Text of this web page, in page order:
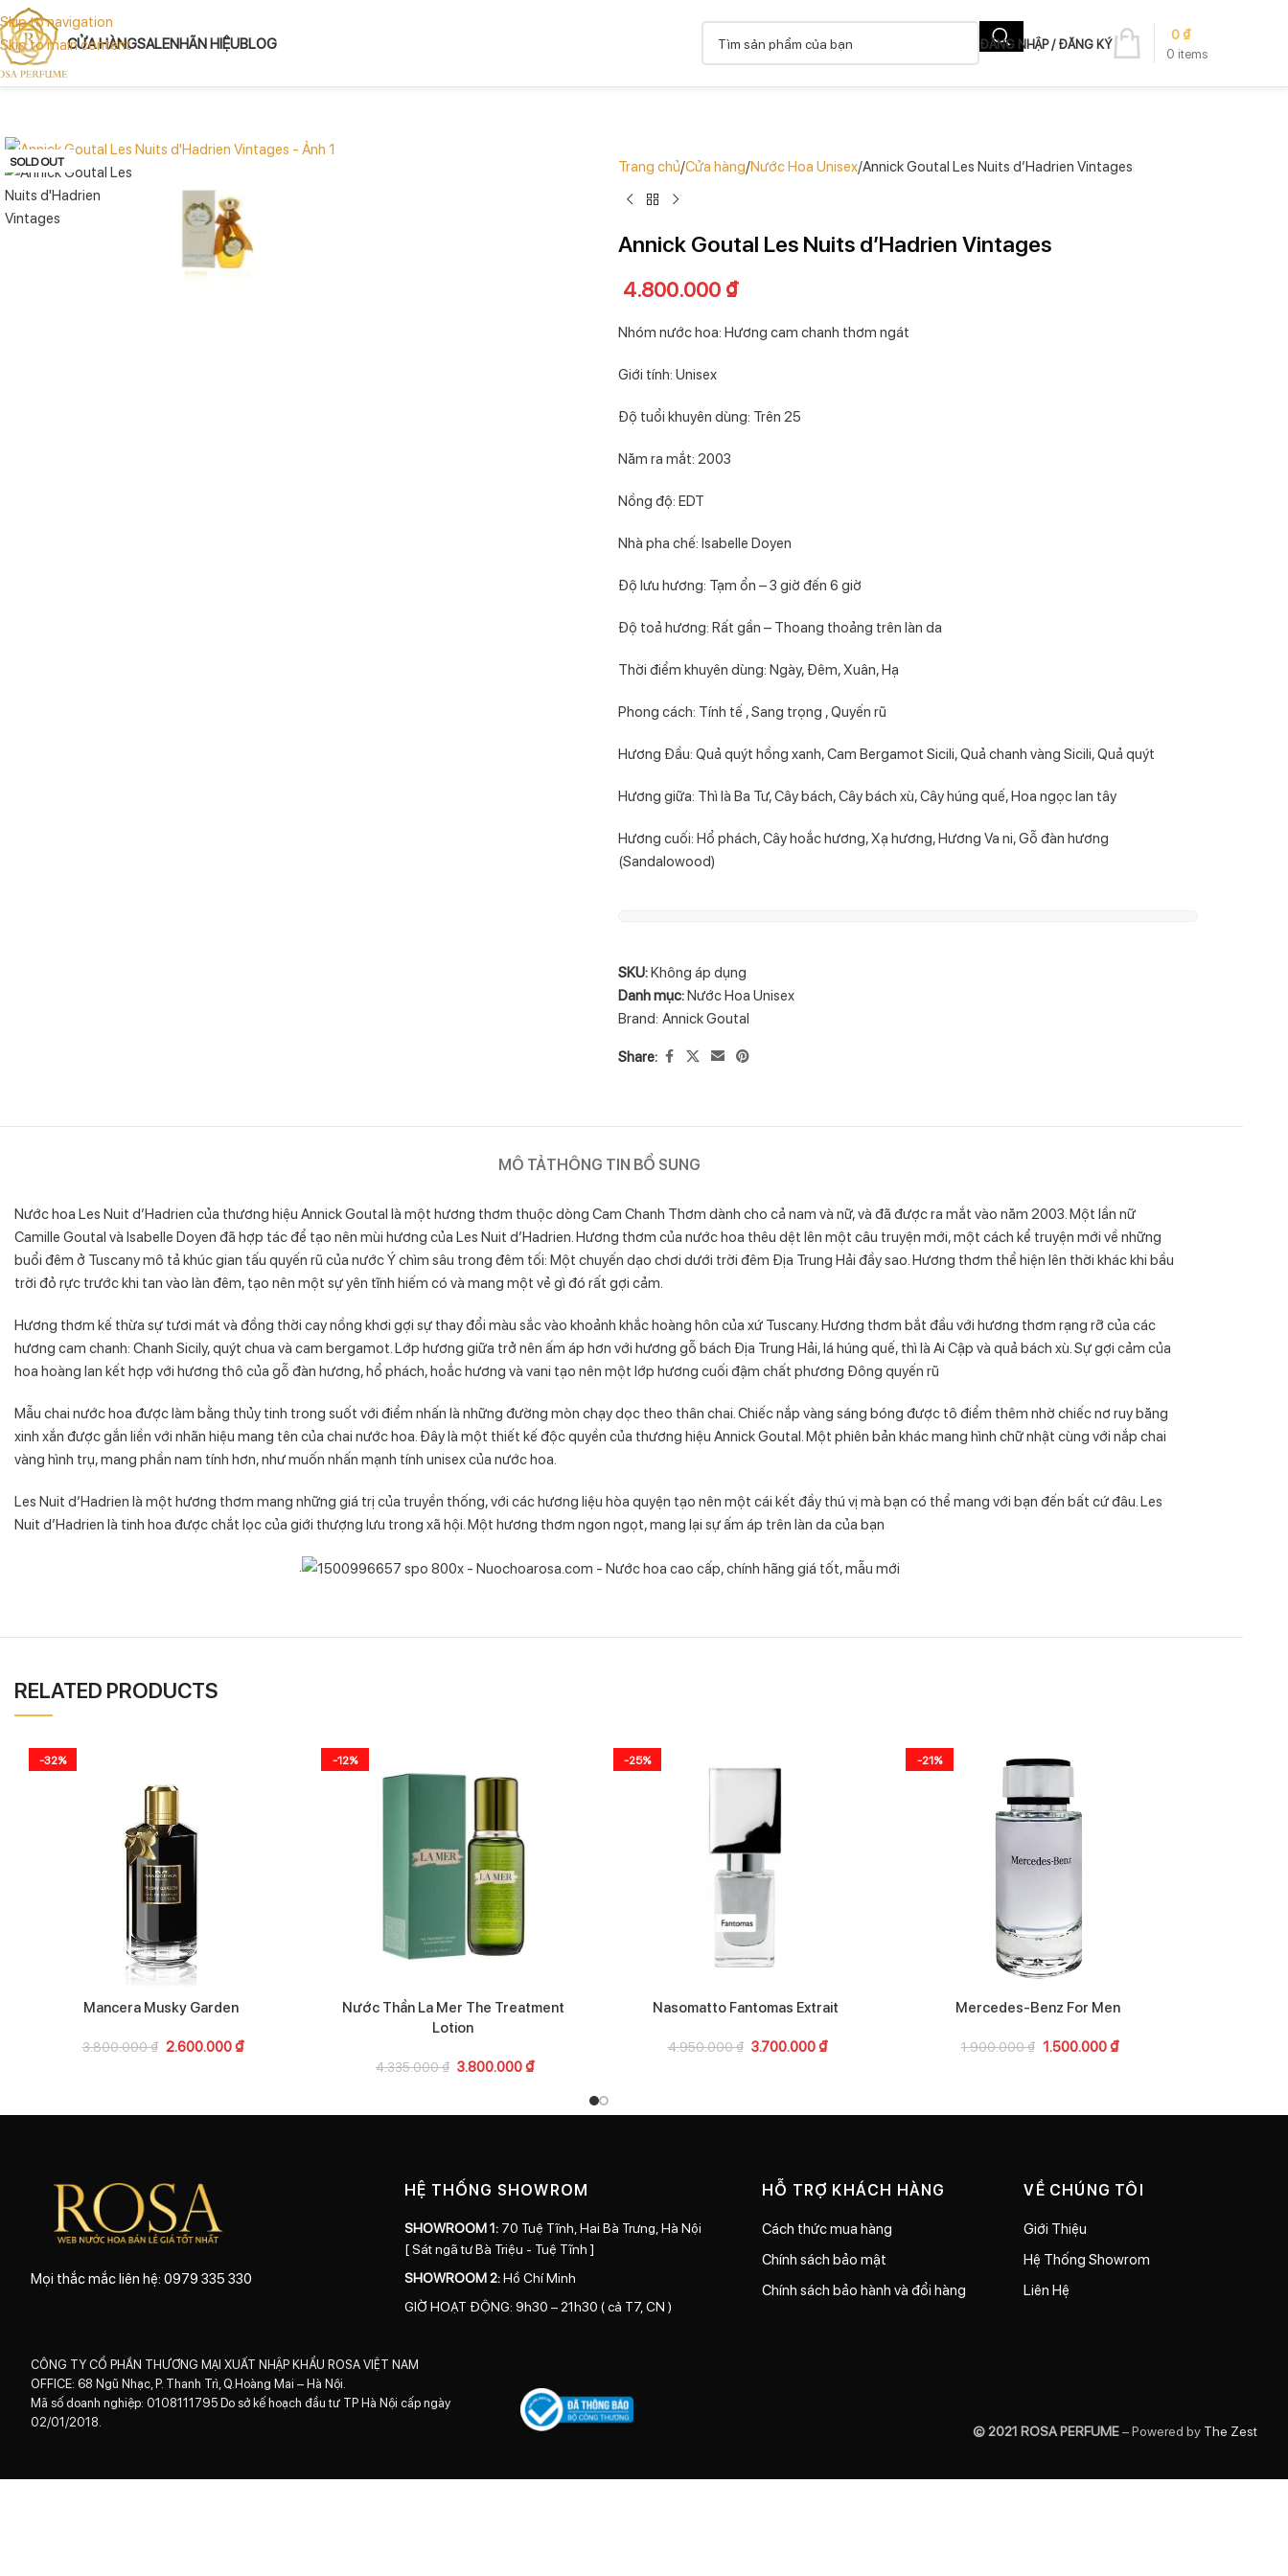
Skip to navigation
Skip to main content
CỬA HÀNGSALENHÃN HIỆUBLOG ĐĂNG NHẬP / ĐĂNG KÝ
0 items
0₫
SOLD OUT Trang chủ Cửa hàng Nước Hoa Unisex Annick Goutal Les Nuits d’Hadrien Vintages
Annick Goutal Les Nuits d’Hadrien Vintages
4.800.000 ₫
Nhóm nước hoa: Hương cam chanh thơm ngát
Giới tính: Unisex
Độ tuổi khuyên dùng: Trên 25
Năm ra mắt: 2003
Nồng độ: EDT
Nhà pha chế: Isabelle Doyen
Độ lưu hương: Tạm ổn – 3 giờ đến 6 giờ
Độ toả hương: Rất gần – Thoang thoảng trên làn da
Thời điểm khuyên dùng: Ngày, Đêm, Xuân, Hạ
Phong cách: Tính tế , Sang trọng , Quyến rũ
Hương Đầu: Quả quýt hồng xanh, Cam Bergamot Sicili, Quả chanh vàng Sicili, Quả quýt
Hương giữa: Thì là Ba Tư, Cây bách, Cây bách xù, Cây húng quế, Hoa ngọc lan tây
Hương cuối: Hổ phách, Cây hoắc hương, Xạ hương, Hương Va ni, Gỗ đàn hương
(Sandalowood)
SKU:Không áp dụng
Danh mục:Nước Hoa Unisex
Brand: Annick Goutal
Share:
MÔ TẢTHÔNG TIN BỔ SUNG
Nước hoa Les Nuit d’Hadrien của thương hiệu Annick Goutal là một hương thơm thuộc dòng Cam Chanh Thơm dành cho cả nam và nữ, và đã được ra mắt vào năm 2003. Một lần nữ
Camille Goutal và Isabelle Doyen đã hợp tác để tạo nên mùi hương của Les Nuit d’Hadrien. Hương thơm của nước hoa thêu dệt lên một câu truyện mới, một cách kể truyện mới về những
buổi đêm ở Tuscany mô tả khúc gian tấu quyến rũ của nước Ý chìm sâu trong đêm tối: Một chuyến dạo chơi dưới trời đêm Địa Trung Hải đầy sao. Hương thơm thể hiện lên thời khác khi bầu
trời đỏ rực trước khi tan vào làn đêm, tạo nên một sự yên tĩnh hiếm có và mang một vẻ gì đó rất gợi cảm.
Hương thơm kế thừa sự tươi mát và đồng thời cay nồng khơi gợi sự thay đổi màu sắc vào khoảnh khắc hoàng hôn của xứ Tuscany. Hương thơm bắt đầu với hương thơm rạng rỡ của các
hương cam chanh: Chanh Sicily, quýt chua và cam bergamot. Lớp hương giữa trở nên ấm áp hơn với hương gỗ bách Địa Trung Hải, lá húng quế, thì là Ai Cập và quả bách xù. Sự gợi cảm của
hoa hoàng lan kết hợp với hương thô của gỗ đàn hương, hổ phách, hoắc hương và vani tạo nên một lớp hương cuối đậm chất phương Đông quyến rũ
Mẫu chai nước hoa được làm bằng thủy tinh trong suốt với điểm nhấn là những đường mòn chạy dọc theo thân chai. Chiếc nắp vàng sáng bóng được tô điểm thêm nhờ chiếc nơ ruy băng
xinh xắn được gắn liền với nhãn hiệu mang tên của chai nước hoa. Đây là một thiết kế độc quyền của thương hiệu Annick Goutal. Một phiên bản khác mang hình chữ nhật cùng với nắp chai
vàng hình trụ, mang phần nam tính hơn, như muốn nhấn mạnh tính unisex của nước hoa.
Les Nuit d’Hadrien là một hương thơm mang những giá trị của truyền thống, với các hương liệu hòa quyện tạo nên một cái kết đầy thú vị mà bạn có thể mang với bạn đến bất cứ đâu. Les
Nuit d’Hadrien là tinh hoa được chắt lọc của giới thượng lưu trong xã hội. Một hương thơm ngon ngọt, mang lại sự ấm áp trên làn da của bạn
RELATED PRODUCTS
-32%
Mancera Musky Garden
3.800.000₫ 2.600.000₫
-12%
Nước Thần La Mer The Treatment
Lotion
4.335.000₫ 3.800.000₫
-25%
Nasomatto Fantomas Extrait
4.950.000₫ 3.700.000₫
-21%
Mercedes-Benz For Men
1.900.000₫ 1.500.000₫
Mọi thắc mắc liên hệ: 0979 335 330
HỆ THỐNG SHOWROM
SHOWROOM 1: 70 Tuệ Tĩnh, Hai Bà Trưng, Hà Nội
[ Sát ngã tư Bà Triệu - Tuệ Tĩnh ]
SHOWROOM 2:Hồ Chí Minh
GIỜ HOẠT ĐỘNG: 9h30 – 21h30 ( cả T7, CN )
HỖ TRỢ KHÁCH HÀNG
Cách thức mua hàng
Chính sách bảo mật
Chính sách bảo hành và đổi hàng
VỀ CHÚNG TÔI
Giới Thiệu
Hệ Thống Showrom
Liên Hệ
CÔNG TY CỔ PHẦN THƯƠNG MẠI XUẤT NHẬP KHẨU ROSA VIỆT NAM
OFFICE: 68 Ngũ Nhạc, P. Thanh Trì, Q.Hoàng Mai – Hà Nội.
Mã số doanh nghiệp: 0108111795 Do sở kế hoạch đầu tư TP Hà Nội cấp ngày
02/01/2018.
© 2021 ROSA PERFUME– Powered by The Zest